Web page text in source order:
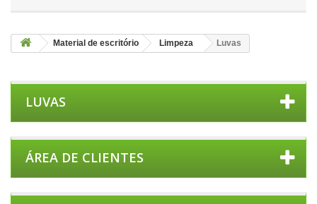
Material de escritório Limpeza Luvas
LUVAS
ÁREA DE CLIENTES